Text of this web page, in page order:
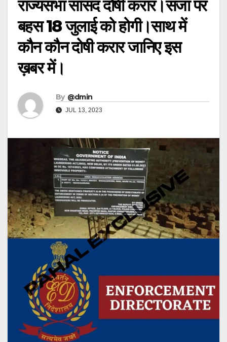
राज्यसभा सांसद दोषी करार।सजा पर
बहस 18 जुलाई को होगी।साथ में
कौन कौन दोषी करार जानिए इस
ख़बर में।
By @dmin
JUL 13, 2023